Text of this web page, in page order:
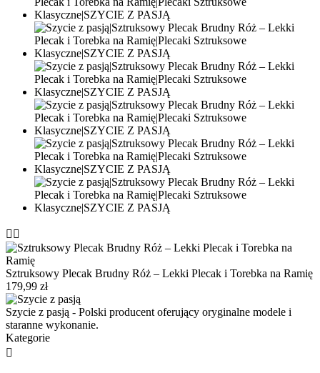
 
Sztruksowy Plecak Brudny Róż – Lekki Plecak i Torebka na Ramię
179,99 zł
Szycie z pasją - Polski producent oferujący oryginalne modele i
staranne wykonanie.
Kategorie
